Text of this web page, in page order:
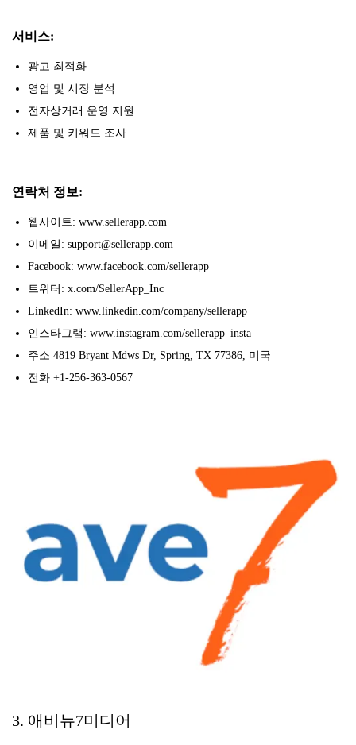
서비스:
광고 최적화
영업 및 시장 분석
전자상거래 운영 지원
제품 및 키워드 조사
연락처 정보:
웹사이트: www.sellerapp.com
이메일: support@sellerapp.com
Facebook: www.facebook.com/sellerapp
트위터: x.com/SellerApp_Inc
LinkedIn: www.linkedin.com/company/sellerapp
인스타그램: www.instagram.com/sellerapp_insta
주소 4819 Bryant Mdws Dr, Spring, TX 77386, 미국
전화 +1-256-363-0567
3. 애비뉴7미디어